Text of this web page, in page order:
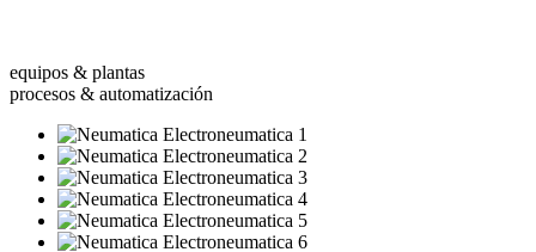
equipos & plantas
procesos & automatización